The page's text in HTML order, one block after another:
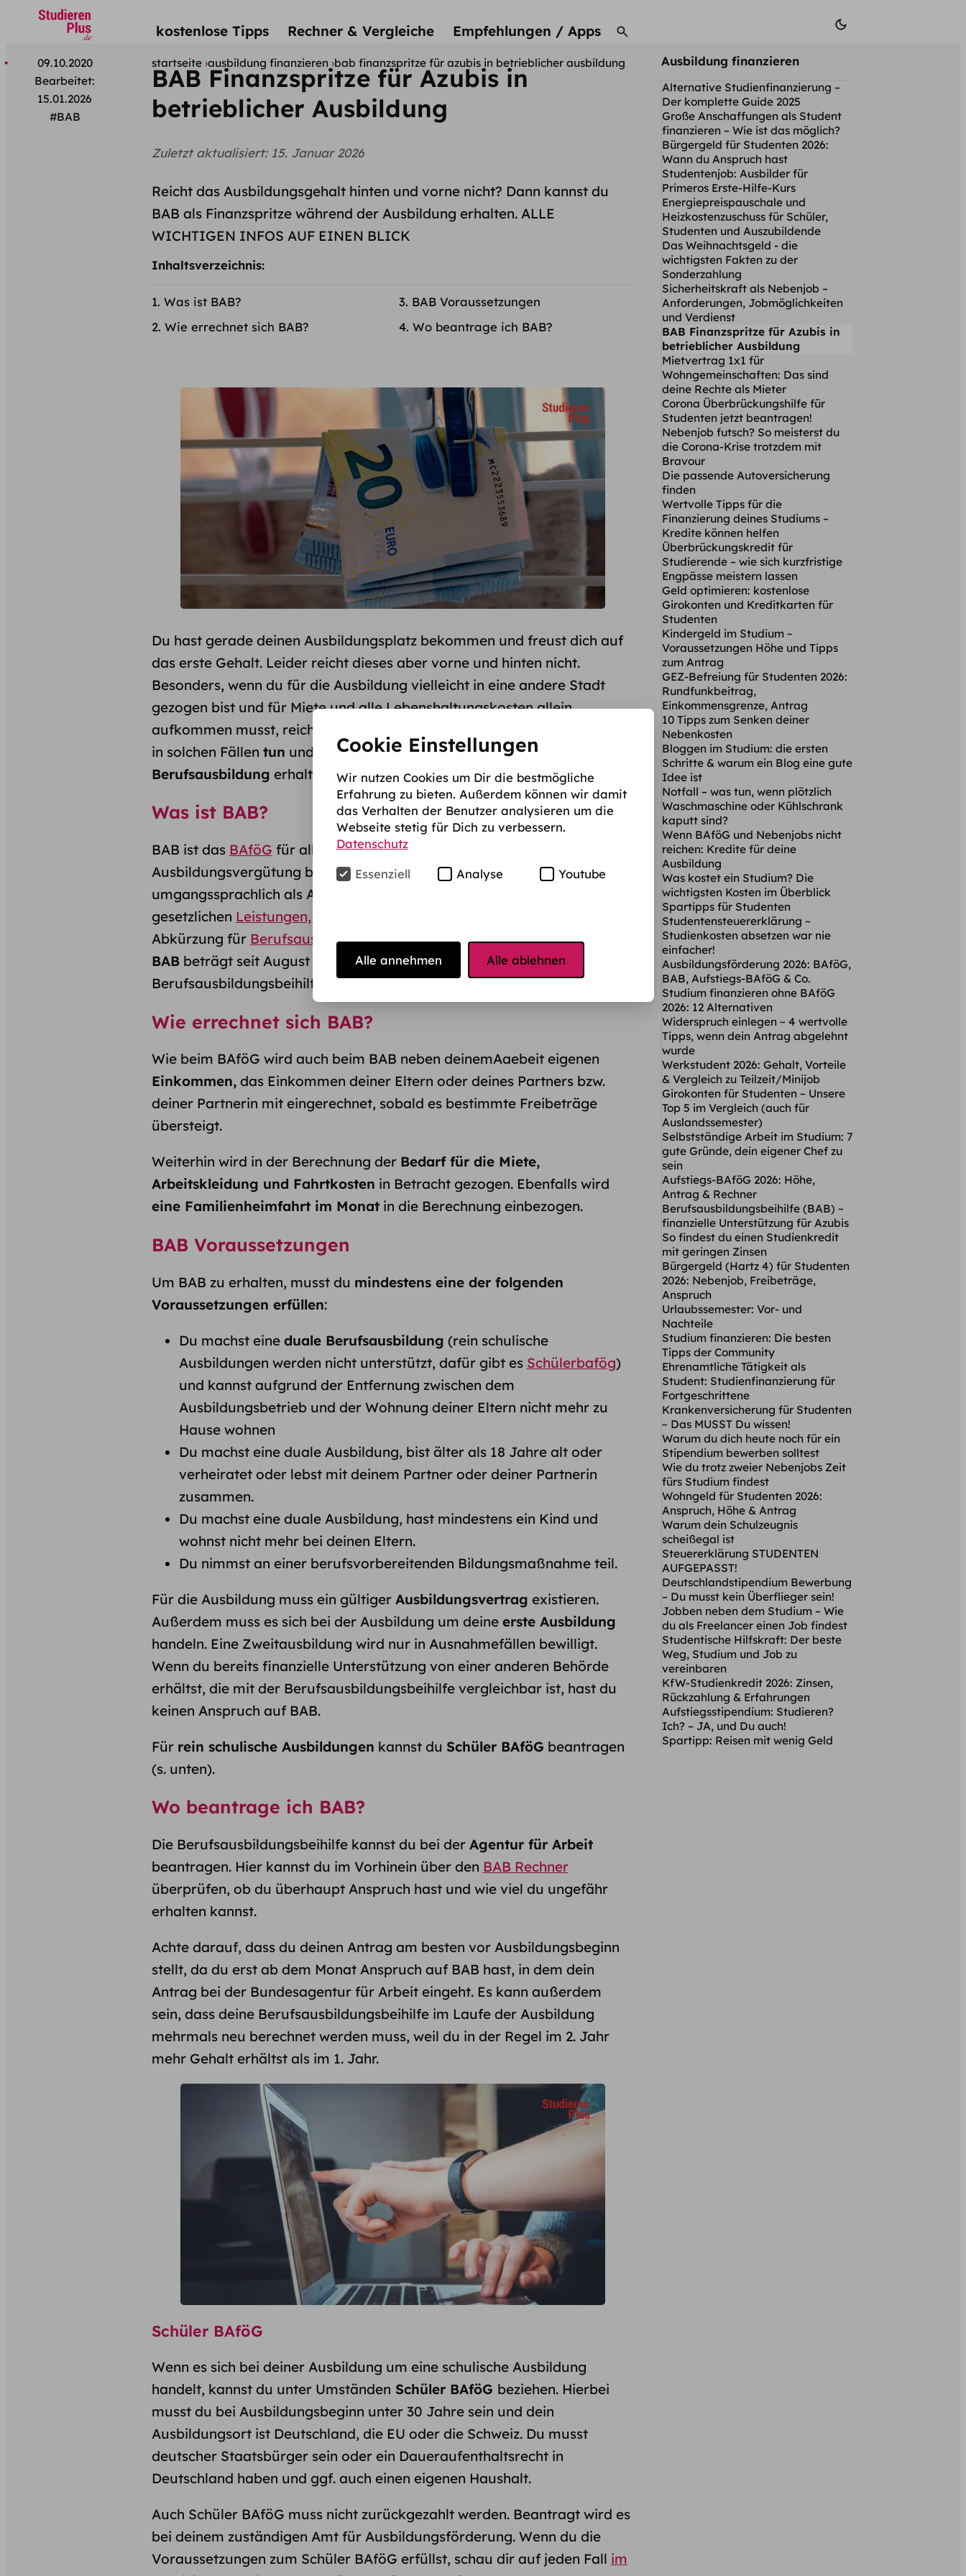
kostenlose Tipps Rechner & Vergleiche Empfehlungen / Apps
startseite ausbildung finanzieren bab finanzspritze für azubis in betrieblicher ausbildung
09.10.2020
Bearbeitet:
15.01.2026
#BAB
BAB Finanzspritze für Azubis in
betrieblicher Ausbildung
Zuletzt aktualisiert: 15. Januar 2026
Reicht das Ausbildungsgehalt hinten und vorne nicht? Dann kannst du
BAB als Finanzspritze während der Ausbildung erhalten. ALLE
WICHTIGEN INFOS AUF EINEN BLICK
Inhaltsverzeichnis:
Was ist BAB?
Wie errechnet sich BAB?
BAB Voraussetzungen
Wo beantrage ich BAB?
Du hast gerade deinen Ausbildungsplatz bekommen und freust dich auf
das erste Gehalt. Leider reicht dieses aber vorne und hinten nicht.
Besonders, wenn du für die Ausbildung vielleicht in eine andere Stadt
gezogen bist und für Miete und alle Lebenshaltungskosten allein
aufkommen musst, reicht das Ausbildungsgehalt meist nicht aus.
in solchen Fällen tun und
wo du finanzielle Unterstützung in der
Berufsausbildung erhalten kannst, erklären wir dir in diesem Artikel.
Was ist BAB?
BAB ist das BAföG für alle, die sich in einer betrieblichen Ausbildung mit
Ausbildungsvergütung befinden, also praktisch alle, die man
umgangssprachlich als Azubis bezeichnet. BAB gehört zu den
gesetzlichen Leistungen, die im SGB III
Abkürzung für Berufsausbildungsbeihilfe. Der monatlicheHöchstsatz des
BABbeträgt seit August 2020 723,00 €. Zurückgezahlt werden muss die
Berufsausbildungsbeihilfe nicht.
Wie errechnet sich BAB?
Wie beim BAföG wird auch beim BAB neben deinemAaebeit eigenen
Einkommen,das Einkommen deiner Eltern oder deines Partners bzw.
deiner Partnerin mit eingerechnet, sobald es bestimmte Freibeträge
übersteigt.
Weiterhin wird in der Berechnung der Bedarf für die Miete,
Arbeitskleidung und Fahrtkosten in Betracht gezogen. Ebenfalls wird
eine Familienheimfahrt im Monatin die Berechnung einbezogen.
BAB Voraussetzungen
Um BAB zu erhalten, musst du mindestens eine der folgenden
Voraussetzungen erfüllen:
Du machst eine duale Berufsausbildung (rein schulische
Ausbildungen werden nicht unterstützt, dafür gibt es Schülerbafög)
und kannst aufgrund der Entfernung zwischen dem
Ausbildungsbetrieb und der Wohnung deiner Eltern nicht mehr zu
Hause wohnen
Du machst eine duale Ausbildung, bist älter als 18 Jahre alt oder
verheiratet oder lebst mit deinem Partner oder deiner Partnerin
zusammen.
Du machst eine duale Ausbildung, hast mindestens ein Kind und
wohnst nicht mehr bei deinen Eltern.
Du nimmst an einer berufsvorbereitenden Bildungsmaßnahme teil.
Für die Ausbildung muss ein gültiger Ausbildungsvertrag existieren.
Außerdem muss es sich bei der Ausbildung um deine erste Ausbildung
handeln. Eine Zweitausbildung wird nur in Ausnahmefällen bewilligt.
Wenn du bereits finanzielle Unterstützung von einer anderen Behörde
erhältst, die mit der Berufsausbildungsbeihilfe vergleichbar ist, hast du
keinen Anspruch auf BAB.
Für rein schulische Ausbildungen kannst du Schüler BAföG beantragen
(s. unten).
Wo beantrage ich BAB?
Die Berufsausbildungsbeihilfe kannst du bei der Agentur für Arbeit
beantragen. Hier kannst du im Vorhinein über den BAB Rechner
überprüfen, ob du überhaupt Anspruch hast und wie viel du ungefähr
erhalten kannst.
Achte darauf, dass du deinen Antrag am besten vor Ausbildungsbeginn
stellt, da du erst ab dem Monat Anspruch auf BAB hast, in dem dein
Antrag bei der Bundesagentur für Arbeit eingeht. Es kann außerdem
sein, dass deine Berufsausbildungsbeihilfe im Laufe der Ausbildung
mehrmals neu berechnet werden muss, weil du in der Regel im 2. Jahr
mehr Gehalt erhältst als im 1. Jahr.
Schüler BAföG
Wenn es sich bei deiner Ausbildung um eine schulische Ausbildung
handelt, kannst du unter Umständen Schüler BAföG beziehen. Hierbei
musst du bei Ausbildungsbeginn unter 30 Jahre sein und dein
Ausbildungsort ist Deutschland, die EU oder die Schweiz. Du musst
deutscher Staatsbürger sein oder ein Daueraufenthaltsrecht in
Deutschland haben und ggf. auch einen eigenen Haushalt.
Auch Schüler BAföG muss nicht zurückgezahlt werden. Beantragt wird es
bei deinem zuständigen Amt für Ausbildungsförderung. Wenn du die
Voraussetzungen zum Schüler BAföG erfüllst, schau dir auf jeden Fall im
Ausbildung finanzieren
Alternative Studienfinanzierung –
Der komplette Guide 2025
Große Anschaffungen als Student
finanzieren – Wie ist das möglich?
Bürgergeld für Studenten 2026:
Wann du Anspruch hast
Studentenjob: Ausbilder für
Primeros Erste-Hilfe-Kurs
Energiepreispauschale und
Heizkostenzuschuss für Schüler,
Studenten und Auszubildende
Das Weihnachtsgeld - die
wichtigsten Fakten zu der
Sonderzahlung
Sicherheitskraft als Nebenjob –
Anforderungen, Jobmöglichkeiten
und Verdienst
BAB Finanzspritze für Azubis in
betrieblicher Ausbildung
Mietvertrag 1x1 für
Wohngemeinschaften: Das sind
deine Rechte als Mieter
Corona Überbrückungshilfe für
Studenten jetzt beantragen!
Nebenjob futsch? So meisterst du
die Corona-Krise trotzdem mit
Bravour
Die passende Autoversicherung
finden
Wertvolle Tipps für die
Finanzierung deines Studiums –
Kredite können helfen
Überbrückungskredit für
Studierende – wie sich kurzfristige
Engpässe meistern lassen
Geld optimieren: kostenlose
Girokonten und Kreditkarten für
Studenten
Kindergeld im Studium ~
Voraussetzungen Höhe und Tipps
zum Antrag
GEZ-Befreiung für Studenten 2026:
Rundfunkbeitrag,
Einkommensgrenze, Antrag
10 Tipps zum Senken deiner
Nebenkosten
Bloggen im Studium: die ersten
Schritte & warum ein Blog eine gute
Idee ist
Notfall – was tun, wenn plötzlich
Waschmaschine oder Kühlschrank
kaputt sind?
Wenn BAföG und Nebenjobs nicht
reichen: Kredite für deine
Ausbildung
Was kostet ein Studium? Die
wichtigsten Kosten im Überblick
Spartipps für Studenten
Studentensteuererklärung ~
Studienkosten absetzen war nie
einfacher!
Ausbildungsförderung 2026: BAföG,
BAB, Aufstiegs-BAföG & Co.
Studium finanzieren ohne BAföG
2026: 12 Alternativen
Widerspruch einlegen ~ 4 wertvolle
Tipps, wenn dein Antrag abgelehnt
wurde
Werkstudent 2026: Gehalt, Vorteile
& Vergleich zu Teilzeit/Minijob
Girokonten für Studenten ~ Unsere
Top 5 im Vergleich (auch für
Auslandssemester)
Selbstständige Arbeit im Studium: 7
gute Gründe, dein eigener Chef zu
sein
Aufstiegs-BAföG 2026: Höhe,
Antrag & Rechner
Berufsausbildungsbeihilfe (BAB) ~
finanzielle Unterstützung für Azubis
So findest du einen Studienkredit
mit geringen Zinsen
Bürgergeld (Hartz 4) für Studenten
2026: Nebenjob, Freibeträge,
Anspruch
Urlaubssemester: Vor- und
Nachteile
Studium finanzieren: Die besten
Tipps der Community
Ehrenamtliche Tätigkeit als
Student: Studienfinanzierung für
Fortgeschrittene
Krankenversicherung für Studenten
~ Das MUSST Du wissen!
Warum du dich heute noch für ein
Stipendium bewerben solltest
Wie du trotz zweier Nebenjobs Zeit
fürs Studium findest
Wohngeld für Studenten 2026:
Anspruch, Höhe & Antrag
Warum dein Schulzeugnis
scheißegal ist
Steuererklärung STUDENTEN
AUFGEPASST!
Deutschlandstipendium Bewerbung
– Du musst kein Überflieger sein!
Jobben neben dem Studium – Wie
du als Freelancer einen Job findest
Studentische Hilfskraft: Der beste
Weg, Studium und Job zu
vereinbaren
KfW-Studienkredit 2026: Zinsen,
Rückzahlung & Erfahrungen
Aufstiegsstipendium: Studieren?
Ich? – JA, und Du auch!
Spartipp: Reisen mit wenig Geld
Cookie Einstellungen
Wir nutzen Cookies um Dir die bestmögliche
Erfahrung zu bieten. Außerdem können wir damit
das Verhalten der Benutzer analysieren um die
Webseite stetig für Dich zu verbessern.
Datenschutz
Essenziell
Analyse Youtube
Alle annehmen Alle ablehnen